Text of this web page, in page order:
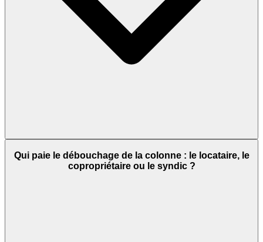
Qui paie le débouchage de la colonne : le locataire, le
copropriétaire ou le syndic ?